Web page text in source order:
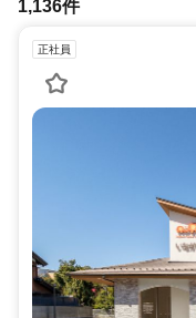
1,136件
正社員